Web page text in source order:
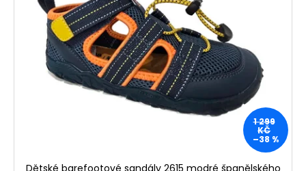
1 299
KČ
–38 %
Dětské barefootové sandály 2615 modré španělského